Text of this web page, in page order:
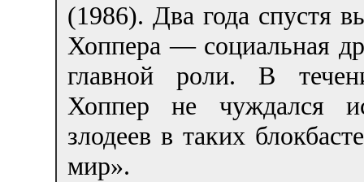
(1986). Два года спустя
Хоппера — социальная
главной роли. В
Хоппер не чуждался
злодеев в таких
мир».